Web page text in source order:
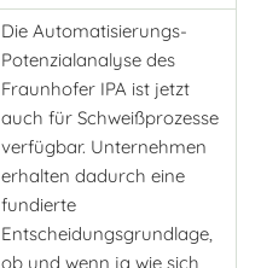
Die Automatisierungs-
Potenzialanalyse des
Fraunhofer IPA ist jetzt
auch für Schweißprozesse
verfügbar. Unternehmen
erhalten dadurch eine
fundierte
Entscheidungsgrundlage,
ob und wenn ja wie sich